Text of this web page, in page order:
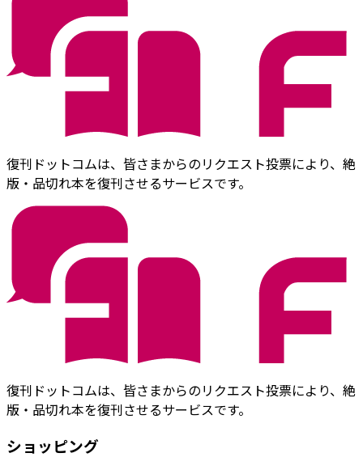
復刊ドットコムは、皆さまからのリクエスト投票により、絶
版・品切れ本を復刊させるサービスです。
復刊ドットコムは、皆さまからのリクエスト投票により、絶
版・品切れ本を復刊させるサービスです。
ショッピング